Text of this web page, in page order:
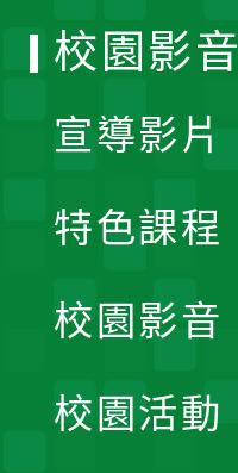
校園影音
宣導影片
特色課程
校園影音
校園活動